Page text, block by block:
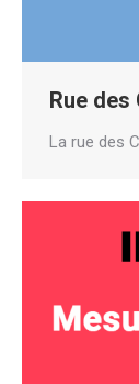
Rue des
La rue des